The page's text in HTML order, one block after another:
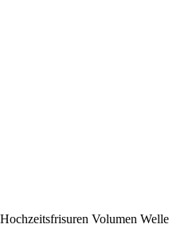
Volumen Welle